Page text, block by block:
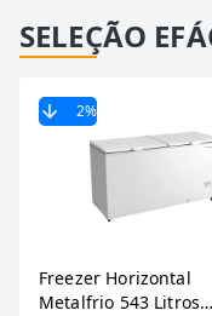
SELEÇÃO
2%
Freezer Horizontal
Metalfrio 543 Litros